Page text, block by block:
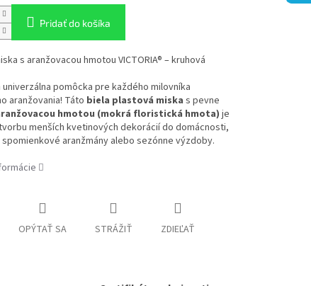
Pridať do košíka
s aranžovacou hmotou VICTORIA® – kruhová
univerzálna pomôcka pre každého milovníka
aranžovania! Táto biela plastová miska s pevne
hmotou (mokrá floristická hmota) je
menších kvetinových dekorácií do domácnosti,
aranžmány alebo sezónne výzdoby.
OPÝTAŤ SA STRÁŽIŤ ZDIEĽAŤ